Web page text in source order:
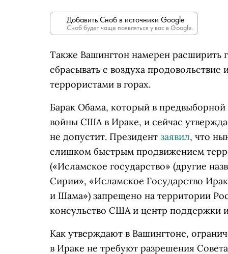
Добавить Сноб в источники Google
Сноб будет чаще появляться у вас в Google.
Также Вашингтон намерен расширить
сбрасывать с воздуха
террористами в горах.
Барак Обама, который в
войны США в Ираке, и сейчас
не допустит. Президент заявил, что
слишком быстрым продвижением
(«Исламское государство» (другие
Сирии», «Исламское Государство
и Шама») запрещено на территории
консульство США и центр поддержки
Как утверждают в Вашингтоне,
в Ираке не требуют разрешения